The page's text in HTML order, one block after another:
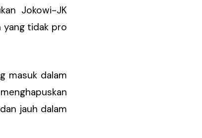
Jokowi-JK
yang tidak pro
masuk dalam
jauh dalam